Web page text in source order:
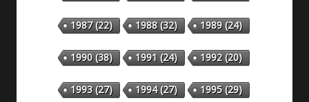
1987(22) 1988(32) 1989(24)
1990(38) 1991 (24) 1992(20)
1993(27) 1994(27) 1995(29)